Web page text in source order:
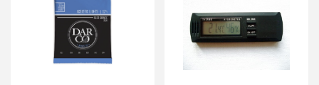
Součástí balení jsou i dva
nalepovací suché zipy umožňující
uchycení vlhkoměru i na jiné
místo v pouzdře či kdekoliv jinde.
vzdušnou vlhkost v procentech,